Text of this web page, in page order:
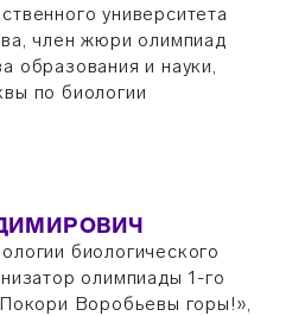
университета
член жюри олимпиад
образования и науки,
по биологии
биологического
олимпиады 1-го
Воробьевы горы!»,